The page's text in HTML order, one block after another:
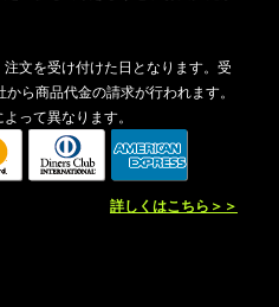
文を受け付けた日となります。受
ら商品代金の請求が行われます。
って異なります。
詳しくはこちら＞＞